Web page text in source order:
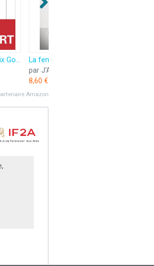
La Maison vide: Prix Goncourt 2025
par J'AI LU
8,60 €
Amazon